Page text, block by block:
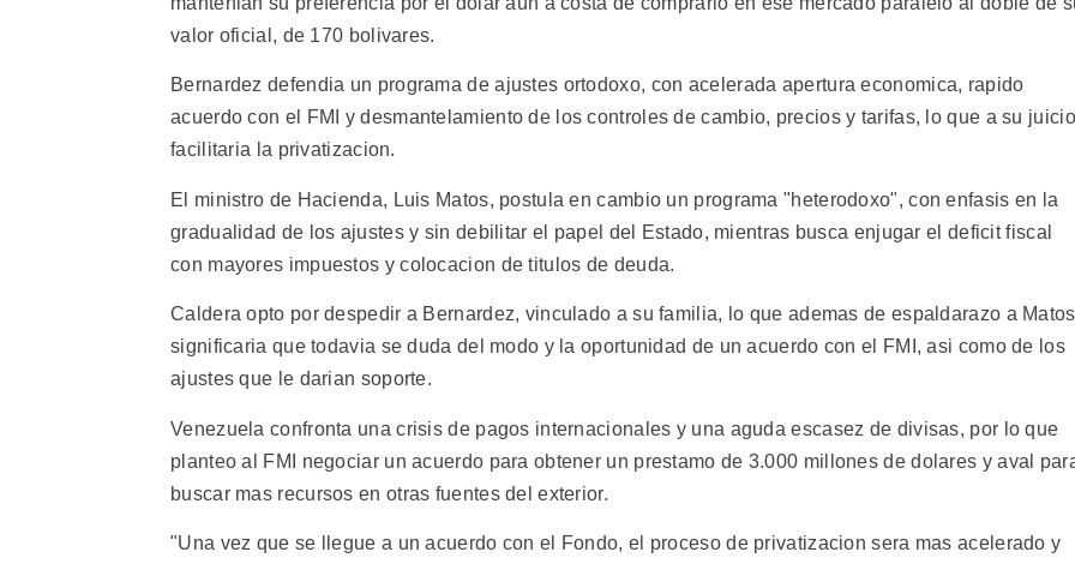
valor oficial, de 170 bolivares.
Bernardez defendia un programa de ajustes ortodoxo, con acelerada apertura economica, rapido
acuerdo con el FMI y desmantelamiento de los controles de cambio, precios y tarifas, lo que a su juicio
facilitaria la privatizacion.
El ministro de Hacienda, Luis Matos, postula en cambio un programa "heterodoxo", con enfasis en la
gradualidad de los ajustes y sin debilitar el papel del Estado, mientras busca enjugar el deficit fiscal
con mayores impuestos y colocacion de titulos de deuda.
Caldera opto por despedir a Bernardez, vinculado a su familia, lo que ademas de espaldarazo a Matos
significaria que todavia se duda del modo y la oportunidad de un acuerdo con el FMI, asi como de los
ajustes que le darian soporte.
Venezuela confronta una crisis de pagos internacionales y una aguda escasez de divisas, por lo que
planteo al FMI negociar un acuerdo para obtener un prestamo de 3.000 millones de dolares y aval
buscar mas recursos en otras fuentes del exterior.
"Una vez que se llegue a un acuerdo con el Fondo, el proceso de privatizacion sera mas acelerado y